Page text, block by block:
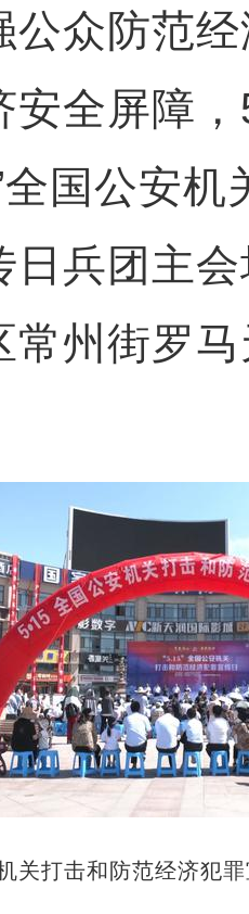
众防范经
安全屏障
全国公安
日兵团主
常州街罗
关打击和防范经济犯